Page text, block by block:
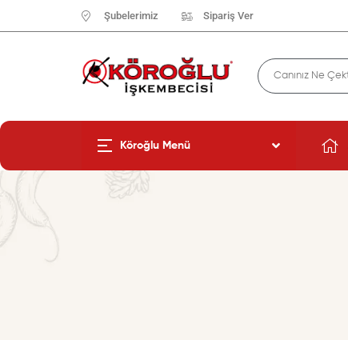
Şubelerimiz Sipariş Ver
Köroğlu Menü